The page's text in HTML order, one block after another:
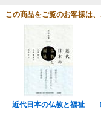
この商品をご覧のお客様は
近代日本の仏教と福祉